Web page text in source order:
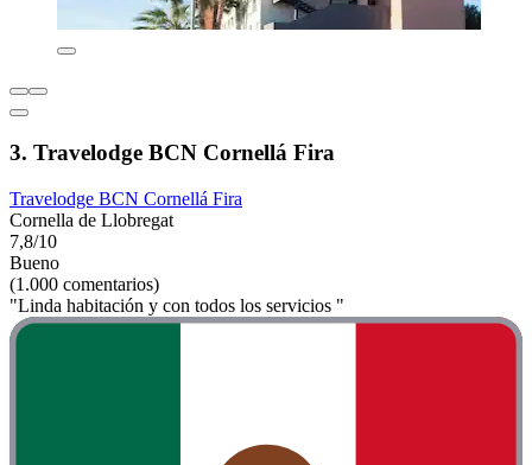
3. Travelodge BCN Cornellá Fira
Travelodge BCN Cornellá Fira
Cornella de Llobregat
7,8/10
Bueno
(1.000 comentarios)
"Linda habitación y con todos los servicios "